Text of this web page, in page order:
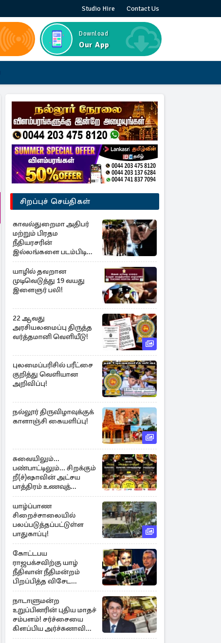
Studio Hire Contact Us
Download
Our App
சிறப்புச் செய்திகள்
காவல்துறைமா அதிபர்
மற்றும் பிரதம
நீதியரசரின்
இல்லங்களை படம்பிடித்த
சந்தேக நபர் கைது!
யாழில் தவறான
முடிவெடுத்து 19 வயது
இளைஞர் பலி!
22 ஆவது
அரசியலமைப்பு திருத்த
வர்த்தமானி வெளியீடு!
புலமைப்பரிசில் பரீட்சை
குறித்து வெளியான
அறிவிப்பு!
நல்லூர் திருவிழாவுக்குக்
காளாஞ்சி கையளிப்பு!
சுவையிலும்...
பண்பாட்டிலும்... சிறக்கும்
றீ(ச்)ஷாவின் அட்சய
பாத்திரம் உணவுத்
திருவிழா ஆரம்பம்
யாழ்ப்பாண
சிறைச்சாலையில்
பலப்படுத்தப்பட்டுள்ள
பாதுகாப்பு!
கோட்டபய
ராஜபக்சவிற்கு யாழ்
நீதிவான் நீதிமன்றம்
பிறப்பித்த விசேட
உத்தரவு!
நாடாளுமன்ற
உறுப்பினரின் புதிய மாதச்
சம்பளம்! சர்ச்சையை
கிளப்பிய அர்ச்சுனாவின்
அறிக்கை